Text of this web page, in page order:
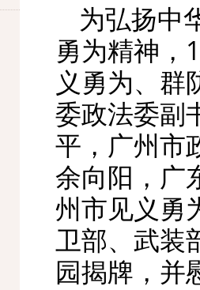
为弘扬中
勇为精神，
义勇为、群
委政法委副
平，广州市
余向阳，广
州市见义勇
卫部、武装
园揭牌，并